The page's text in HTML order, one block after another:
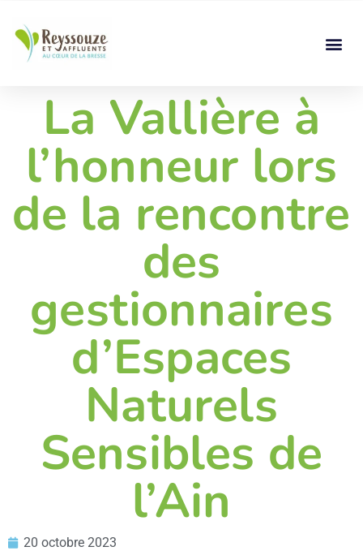
La Vallière à
l’honneur lors
de la rencontre
des
gestionnaires
d’Espaces
Naturels
Sensibles de
l’Ain
20 octobre 2023